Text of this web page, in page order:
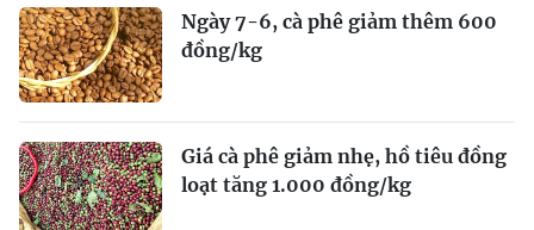
Ngày 7-6, cà phê giảm thêm 600
đồng/kg
Giá cà phê giảm nhẹ, hồ tiêu đồng
loạt tăng 1.000 đồng/kg